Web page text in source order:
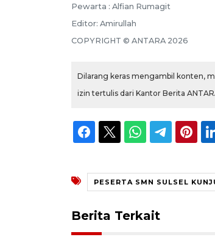
Pewarta : Alfian Rumagit
Editor: Amirullah
COPYRIGHT © ANTARA 2026
Dilarang keras mengambil konten,
izin tertulis dari Kantor Berita
PESERTA SMN SULSEL
Berita Terkait